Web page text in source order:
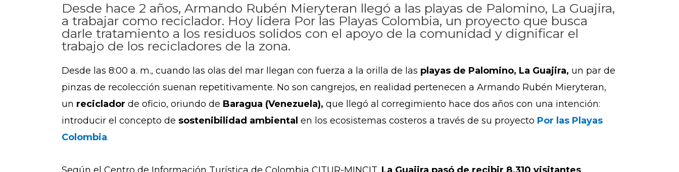
Desde hace 2 años, Armando Rubén Mieryteran llegó a las playas de Palomino, La Guajira,
a trabajar como reciclador. Hoy lidera Por las Playas Colombia, un proyecto que busca
darle tratamiento a los residuos solidos con el apoyo de la comunidad y dignificar el
trabajo de los recicladores de la zona.
Desde las 8:00 a. m., cuando las olas del mar llegan con fuerza a la orilla de las playas de Palomino, La Guajira, un par de
pinzas de recolección suenan repetitivamente. No son cangrejos, en realidad pertenecen a Armando Rubén Mieryteran,
un reciclador de oficio, oriundo de Baragua (Venezuela), que llegó al corregimiento hace dos años con una intención:
introducir el concepto de sostenibilidad ambiental en los ecosistemas costeros a través de su proyecto Por las Playas
Colombia.